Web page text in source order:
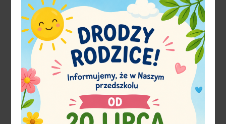
ROZPOCZYNAJĄ SIĘ ZAPISY DZIECI NA NOWY
ROK SZKOLNY 2026/2027
Zapraszamy!
×